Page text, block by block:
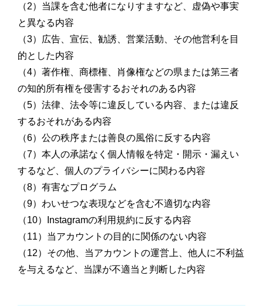
（2）当課を含む他者になりすますなど、虚偽や事実
と異なる内容
（3）広告、宣伝、勧誘、営業活動、その他営利を目
的とした内容
（4）著作権、商標権、肖像権などの県または第三者
の知的所有権を侵害するおそれのある内容
（5）法律、法令等に違反している内容、または違反
するおそれがある内容
（6）公の秩序または善良の風俗に反する内容
（7）本人の承諾なく個人情報を特定・開示・漏えい
するなど、個人のプライバシーに関わる内容
（8）有害なプログラム
（9）わいせつな表現などを含む不適切な内容
（10）Instagramの利用規約に反する内容
（11）当アカウントの目的に関係のない内容
（12）その他、当アカウントの運営上、他人に不利益
を与えるなど、当課が不適当と判断した内容